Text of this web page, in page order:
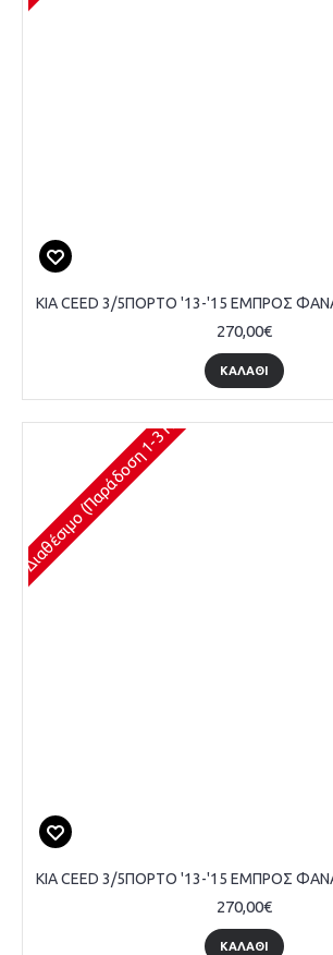
270,00€
ΚΑΛΆΘΙ
Διαθέσιμο (Παράδοση 1-3 Ημέρες)
270,00€
ΚΑΛΆΘΙ